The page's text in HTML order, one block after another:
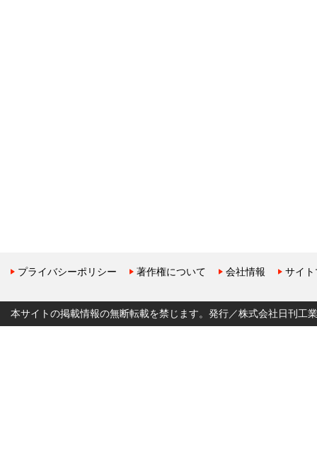
プライバシーポリシー 著作権について 会社情報 サイ
本サイトの掲載情報の無断転載を禁じます。発行／株式会社日刊